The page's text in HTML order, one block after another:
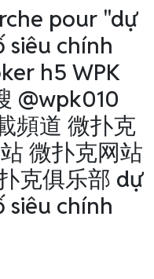
pour "dự
siêu chính
h5 WPK
@wpk010
頻道 微扑克
微扑克网站
克俱乐部 dự
siêu chính